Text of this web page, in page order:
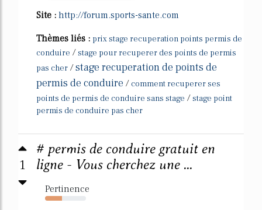
Site : http://forum.sports-sante.com
Thèmes liés : prix stage recuperation points permis de
conduire /stage pour recuperer des points de permis
pas cher /stage recuperation de points de
permis de conduire / comment recuperer ses
points de permis de conduire sans stage /stage point
permis de conduire pas cher
1
# permis de conduire gratuit en
ligne - Vous cherchez une ...
Pertinence
42%